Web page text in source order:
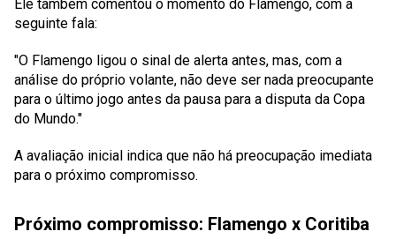
Ele também comentou o momento do Flamengo, com a
seguinte fala:
"O Flamengo ligou o sinal de alerta antes, mas, com a
análise do próprio volante, não deve ser nada preocupante
para o último jogo antes da pausa para a disputa da Copa
do Mundo."
A avaliação inicial indica que não há preocupação imediata
para o próximo compromisso.
Próximo compromisso: Flamengo x Coritiba